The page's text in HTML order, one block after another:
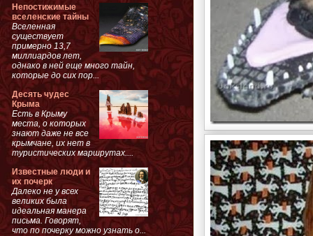
Непостижимые
вселенские тайны
Вселенная
существует
примерно 13,7
миллиардов лет,
однако в ней еще много тайн,
которые до сих пор...
Десять чудес
Крыма
Есть в Крыму
места, о которых
знают даже не все
крымчане, их нет в
туристических маршрутах....
Известные люди и
их почерк
Далеко не у всех
великих была
идеальная манера
письма. Говорят,
что по почерку можно узнать о...